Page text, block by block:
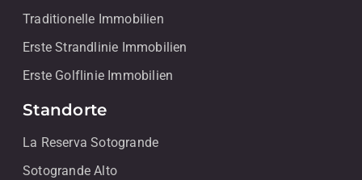
Traditionelle Immobilien
Erste Strandlinie Immobilien
Erste Golflinie Immobilien
Standorte
La Reserva Sotogrande
Sotogrande Alto